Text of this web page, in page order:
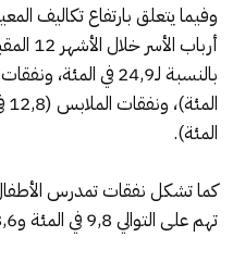
وفيما يتعلق بارتفاع تكاليف
أرباب
المئة).
كما تشكل نفقات تمدرس
تهم على التوالي 9,8 في المئة و8,6 في المئة من أرباب الأسر.